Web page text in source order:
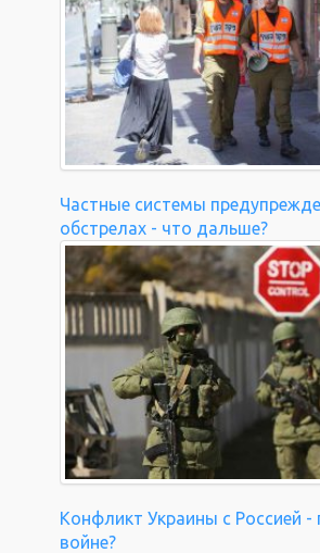
Частные системы
обстрелах - что дальше?
Конфликт Украины с Россией -
войне?